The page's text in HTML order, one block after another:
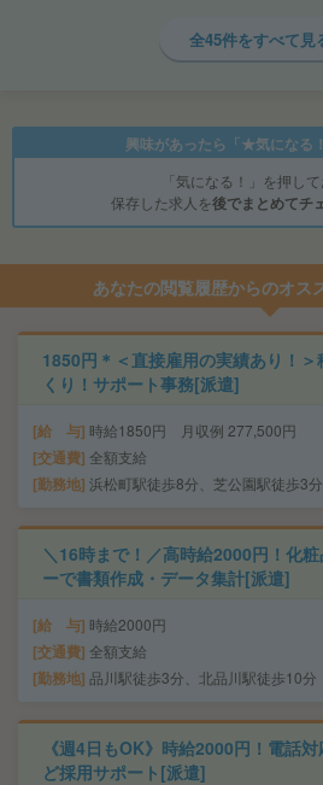
全45件をすべて見
興味があったら「★気になる
「気になる！」を押して
保存した求人を後でまとめてチ
あなたの閲覧履歴からのオス
1850円＊＜直接雇用の実績あり！
くり！サポート事務[派遣]
給 与 時給1850円 月収例 277,500円
交通費 全額支給
勤務地 浜松町駅徒歩8分、芝公園駅徒歩3分
＼16時まで！／高時給2000円！化
ーで書類作成・データ集計[派遣]
給 与 時給2000円
交通費 全額支給
勤務地 品川駅徒歩3分、北品川駅徒歩10分
《週4日もOK》時給2000円！電話
ど採用サポート[派遣]